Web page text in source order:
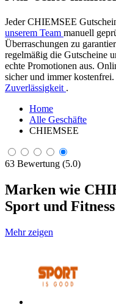
Jeder CHIEMSEE
unserem Team manuell
Überraschungen zu
regelmäßig die Gutscheine
echte Promotionen aus.
sicher und immer
Zuverlässigkeit .
Home
Alle Geschäfte
CHIEMSEE
63 Bewertung (5.0)
Marken wie
Sport und
Mehr zeigen